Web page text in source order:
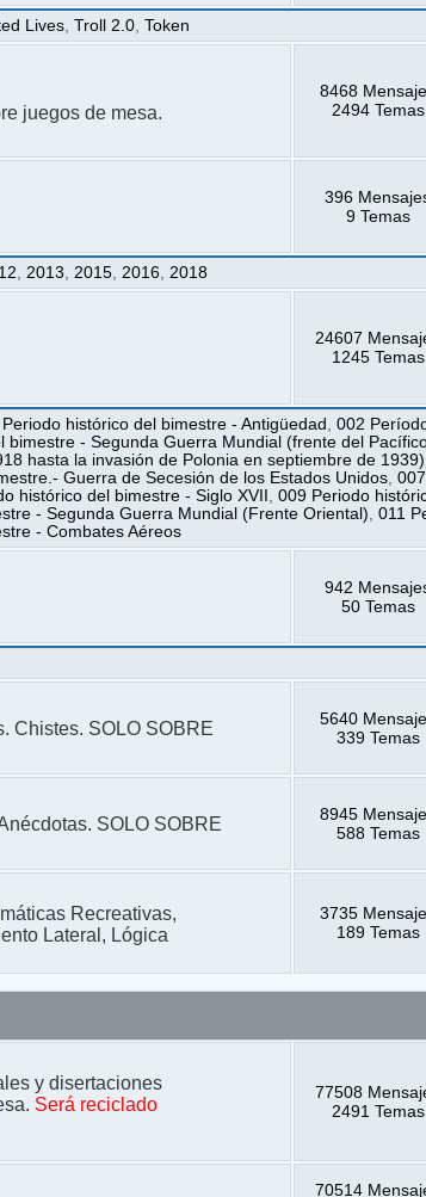
Lives ,Troll 2.0 ,Token
juegos de mesa.
8468
2494 Temas
396
9 Temas
2013 2015 2016 2018
24607
1245 Temas
histórico del bimestre - Antigüedad ,002
bimestre - Segunda Guerra Mundial (frente del
hasta la invasión de Polonia en septiembre de 1939)
Guerra de Secesión de los Estados Unidos ,
histórico del bimestre - Siglo XVII ,009 Periodo
- Segunda Guerra Mundial (Frente Oriental) ,011
- Combates Aéreos
942
50 Temas
Chistes. SOLO SOBRE
5640
339 Temas
SOLO SOBRE
8945
588 Temas
Recreativas,
Lateral, Lógica
3735
189 Temas
y disertaciones
Será reciclado
77508
2491 Temas
70514